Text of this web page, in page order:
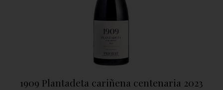
1909 Plantadeta cariñena centenaria 2023